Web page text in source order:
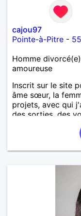
cajou97
Pointe-à-Pitre -
Homme
amoureuse
Inscrit sur le site
âme sœur, la
projets, avec qui
des sorties, des